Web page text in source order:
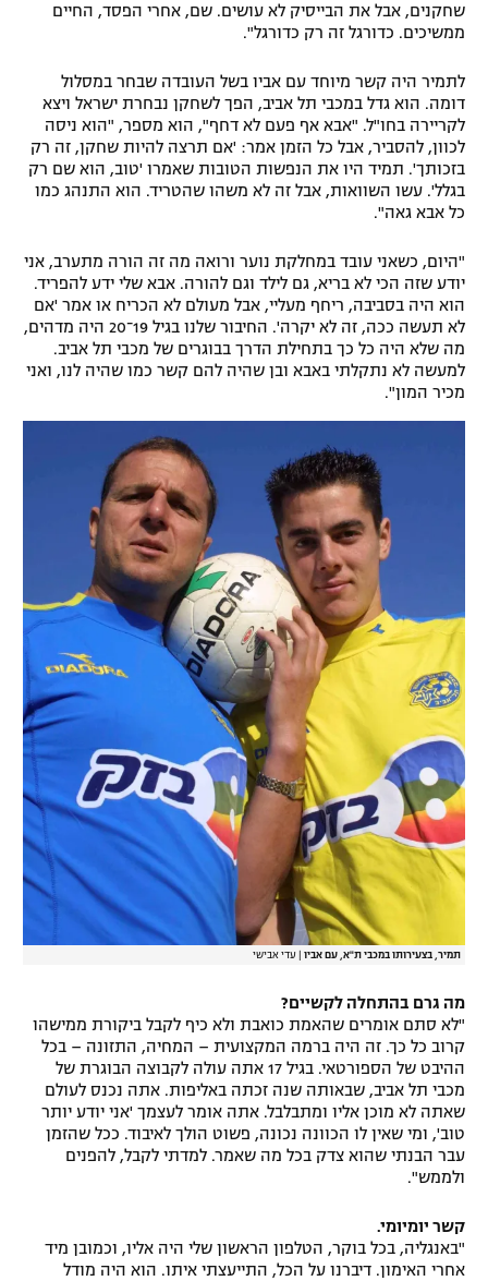
שחקנים, אבל את הבייסיק לא עושים. שם, אחרי הפסד, החיים
ממשיכים. כדורגל זה רק כדורגל".
לתמיר היה קשר מיוחד עם אביו בשל העובדה שבחר במסלול
דומה. הוא גדל במכבי תל אביב, הפך לשחקן נבחרת ישראל ויצא
לקריירה בחו"ל. "אבא אף פעם לא דחף", הוא מספר, "הוא ניסה
לכוון, להסביר, אבל כל הזמן אמר: 'אם תרצה להיות שחקן, זה רק
בזכותך'. תמיד היו את הנפשות הטובות שאמרו 'טוב, הוא שם רק
בגלל'. עשו השוואות, אבל זה לא משהו שהטריד. הוא התנהג כמו
כל אבא גאה".
"היום, כשאני עובד במחלקת נוער ורואה מה זה הורה מתערב, אני
יודע שזה הכי לא בריא, גם לילד וגם להורה. אבא שלי ידע להפריד.
הוא היה בסביבה, ריחף מעליי, אבל מעולם לא הכריח או אמר 'אם
לא תעשה ככה, זה לא יקרה'. החיבור שלנו בגיל 19־20 היה מדהים,
מה שלא היה כל כך בתחילת הדרך בבוגרים של מכבי תל אביב.
למעשה לא נתקלתי באבא ובן שהיה להם קשר כמו שהיה לנו, ואני
מכיר המון".
תמיר, בצעירותו במכבי ת"א, עם אביו עדי אבישי
מה גרם בהתחלה לקשיים?
"לא סתם אומרים שהאמת כואבת ולא כיף לקבל ביקורת ממישהו
קרוב כל כך. זה היה ברמה המקצועית – המחיה, התזונה – בכל
ההיבט של הספורטאי. בגיל 17 אתה עולה לקבוצה הבוגרת של
מכבי תל אביב, שבאותה שנה זכתה באליפות. אתה נכנס לעולם
שאתה לא מוכן אליו ומתבלבל. אתה אומר לעצמך 'אני יודע יותר
טוב', ומי שאין לו הכוונה נכונה, פשוט הולך לאיבוד. ככל שהזמן
עבר הבנתי שהוא צדק בכל מה שאמר. למדתי לקבל, להפנים
ולממש".
קשר יומיומי.
"באנגליה, בכל בוקר, הטלפון הראשון שלי היה אליו, וכמובן מיד
אחרי האימון. דיברנו על הכל, התייעצתי איתו. הוא היה מודל